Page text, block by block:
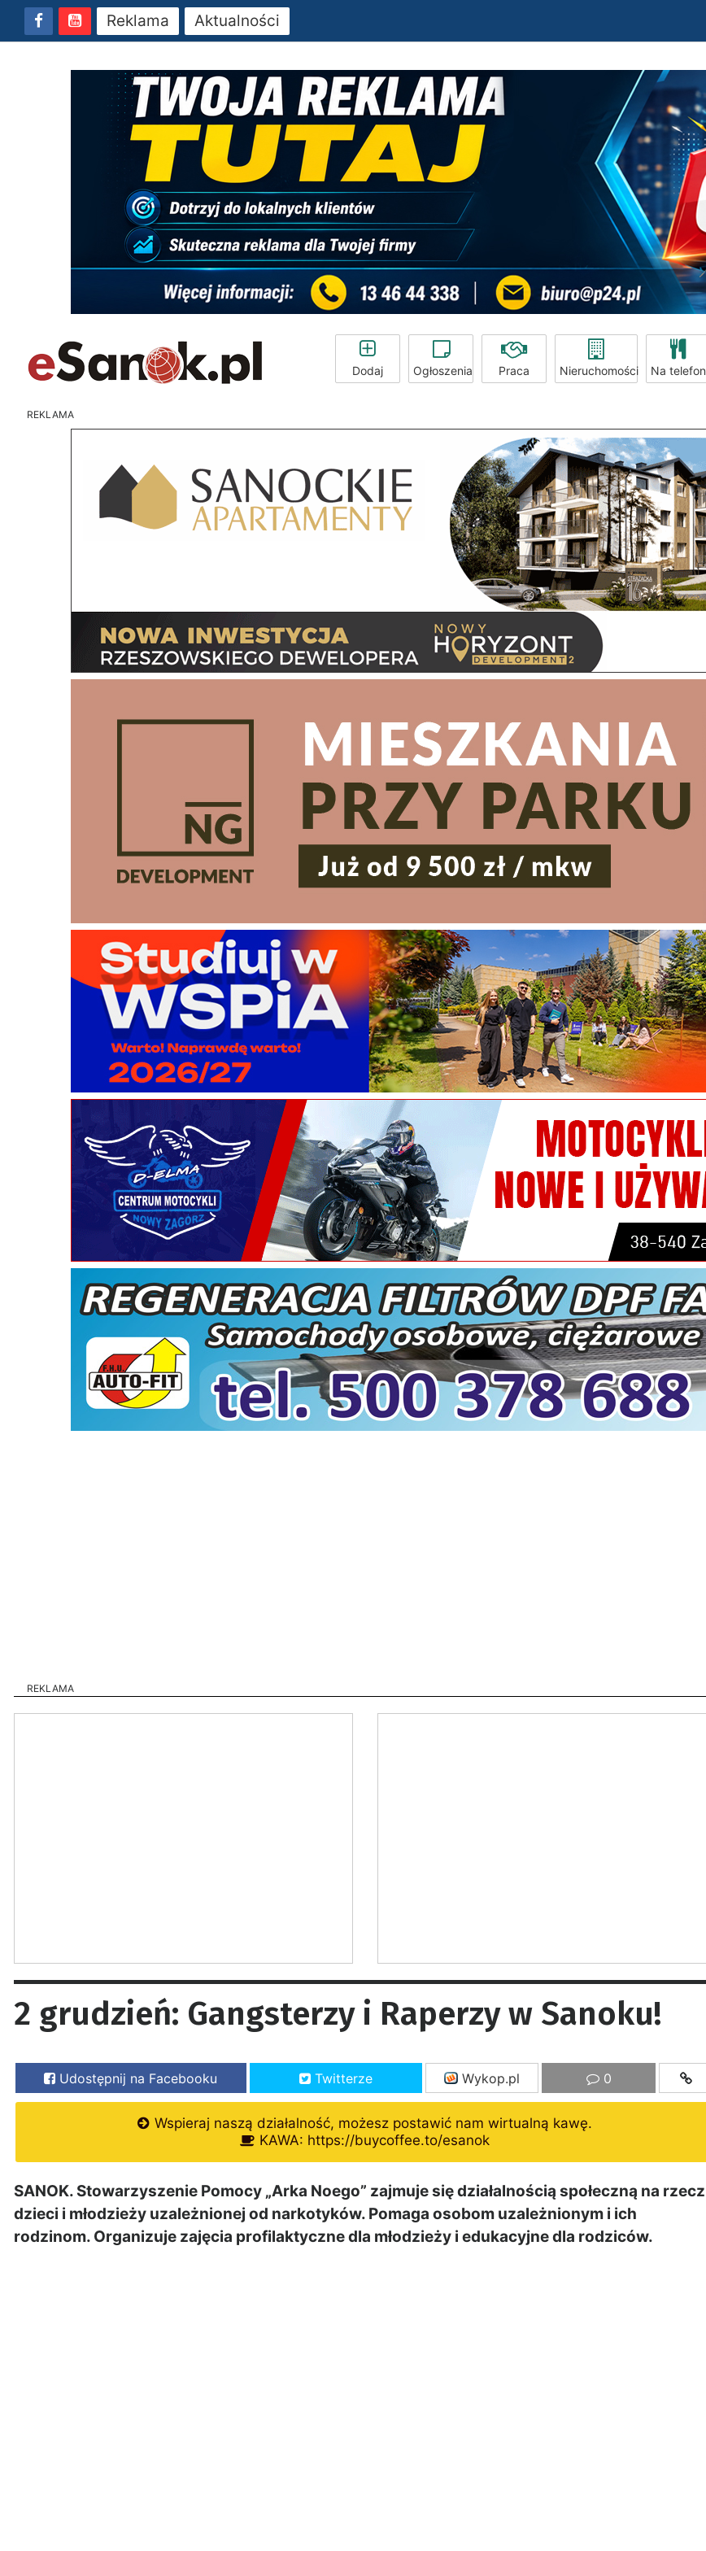
Reklama Aktualności
Dodaj Ogłoszenia Praca Nieruchomości Na telefon
REKLAMA
REKLAMA
2 grudzień: Gangsterzy i Raperzy w Sanoku!
Udostępnij na Facebooku Twitterze Wykop.pl 0
Wspieraj naszą działalność, możesz postawić nam wirtualną kawę.
KAWA: https://buycoffee.to/esanok
SANOK. Stowarzyszenie Pomocy „Arka Noego” zajmuje się działalnością społeczną na rzecz
dzieci i młodzieży uzależnionej od narkotyków. Pomaga osobom uzależnionym i ich
rodzinom. Organizuje zajęcia profilaktyczne dla młodzieży i edukacyjne dla rodziców.